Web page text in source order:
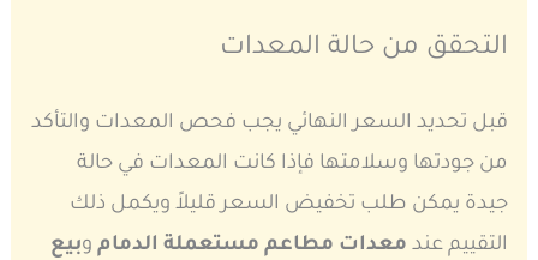
التحقق من حالة المعدات
قبل تحديد السعر النهائي يجب فحص المعدات والتأكد
من جودتها وسلامتها فإذا كانت المعدات في حالة
جيدة يمكن طلب تخفيض السعر قليلاً ويكمل ذلك
التقييم عند معدات مطاعم مستعملة الدماموبيع